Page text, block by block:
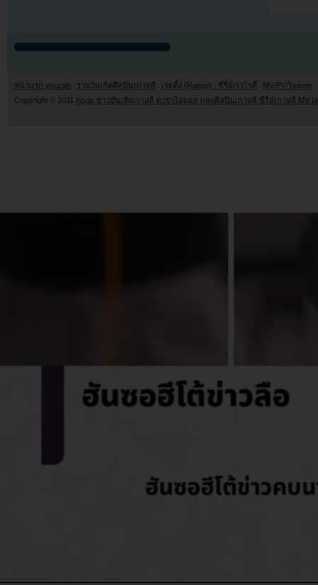
หน้าแรก youzab รวมวันเกิดศิลปินเกาหลี เรตติ้ง (Rating) : ซีรี่ย์/วาไรตี้
MV/PV/Teaser
Copyright © 2011 Kpop ข่าวบันเทิงเกาหลี ดาราไอดอล และศิลปินเกาหลี ซีรี่ย์เกาหลี MV